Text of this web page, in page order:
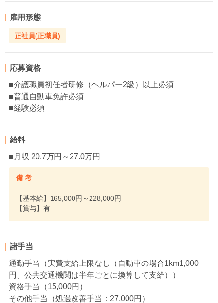
雇用形態
正社員(正職員)
応募資格
■介護職員初任者研修（ヘルパー2級）以上必須
■普通自動車免許必須
■経験必須
給料
■月収 20.7万円～27.0万円
備 考
【基本給】165,000円～228,000円
【賞与】有
諸手当
通勤手当（実費支給上限なし（自動車の場合1km1,000
円、公共交通機関は半年ごとに換算して支給））
資格手当（15,000円）
その他手当（処遇改善手当：27,000円）